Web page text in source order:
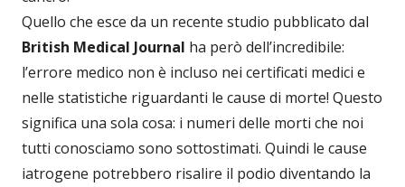
Quello che esce da un recente studio pubblicato dal
British Medical Journal ha però dell’incredibile:
l’errore medico non è incluso nei certificati medici e
nelle statistiche riguardanti le cause di morte! Questo
significa una sola cosa: i numeri delle morti che noi
tutti conosciamo sono sottostimati. Quindi le cause
iatrogene potrebbero risalire il podio diventando la